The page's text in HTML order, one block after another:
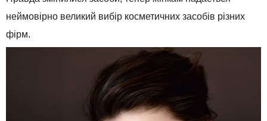
неймовірно великий вибір косметичних засобів різних
фірм.